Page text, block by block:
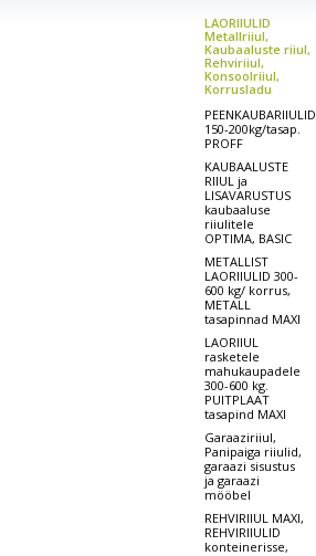
LAORIIULID
Metallriiul,
Kaubaaluste riiul,
Rehviriiul,
Konsoolriiul,
Korrusladu
PEENKAUBARIIULID
150-200kg/tasap.
PROFF
KAUBAALUSTE
RIIUL ja
LISAVARUSTUS
kaubaaluse
riiulitele
OPTIMA, BASIC
METALLIST
LAORIIULID 300-
600 kg/ korrus,
METALL
tasapinnad MAXI
LAORIIUL
rasketele
mahukaupadele
300-600 kg.
PUITPLAAT
tasapind MAXI
Garaaziriiul,
Panipaiga riiulid,
garaazi sisustus
ja garaazi
mööbel
REHVIRIIUL MAXI,
REHVIRIIULID
konteinerisse,